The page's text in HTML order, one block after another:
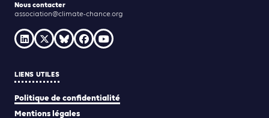
Nous contacter
association@climate-chance.org
LIENS UTILES
Politique de confidentialité
Mentions légales